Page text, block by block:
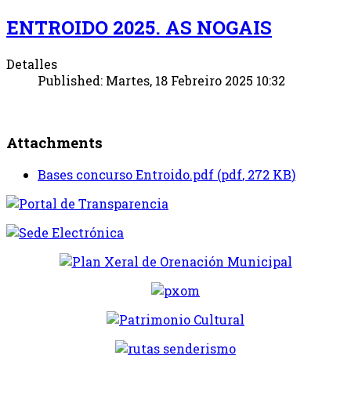
ENTROIDO 2025. AS NOGAIS
Detalles
Published: Martes, 18 Febreiro 2025 10:32
Attachments
Bases concurso Entroido.pdf (pdf, 272 KB)